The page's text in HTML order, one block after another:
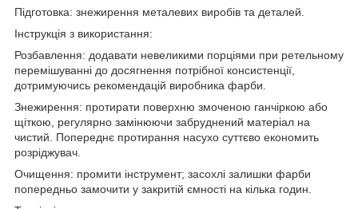
Підготовка: знежирення металевих виробів та деталей.
Інструкція з використання:
Розбавлення: додавати невеликими порціями при ретельному
перемішуванні до досягнення потрібної консистенції,
дотримуючись рекомендацій виробника фарби.
Знежирення: протирати поверхню змоченою ганчіркою або
щіткою, регулярно замінюючи забруднений матеріал на
чистий. Попереднє протирання насухо суттєво економить
розріджувач.
Очищення: промити інструмент; засохлі залишки фарби
попередньо замочити у закритій ємності на кілька годин.